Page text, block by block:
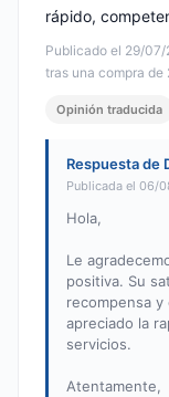
Publicado el 29/
tras una compra
rápido,
Opinión traducida
Respuesta de
Publicada el 06/
Hola,
Le
positiva. Su
recompensa
apreciado la
servicios.
Atentamente,